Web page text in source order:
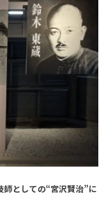
師としての“宮沢賢治”に